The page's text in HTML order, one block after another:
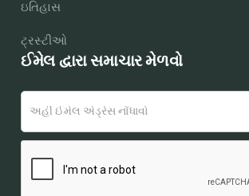
ઇતિહાસ
ટ્રસ્ટીઓ
ઈમેલ દ્વારા સમાચાર મેળવો